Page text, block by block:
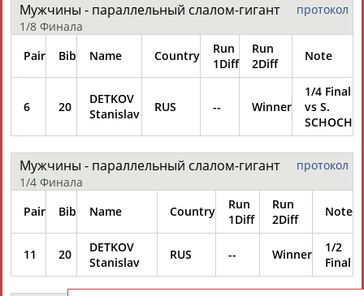
протокол
Мужчины - параллельный слалом-гигант
1/8 Финала
Pair
Bib Name Country
Run
1Diff
Run
2Diff
Note
6 20
DETKOV
Stanislav
RUS -- Winner
1/4 Final
vs S.
SCHOCH
протокол
Мужчины - параллельный слалом-гигант
1/4 Финала
Pair
Bib Name Country
Run
1Diff
Run
2Diff
Note
11 20
DETKOV
Stanislav
RUS -- Winner
1/2
Final